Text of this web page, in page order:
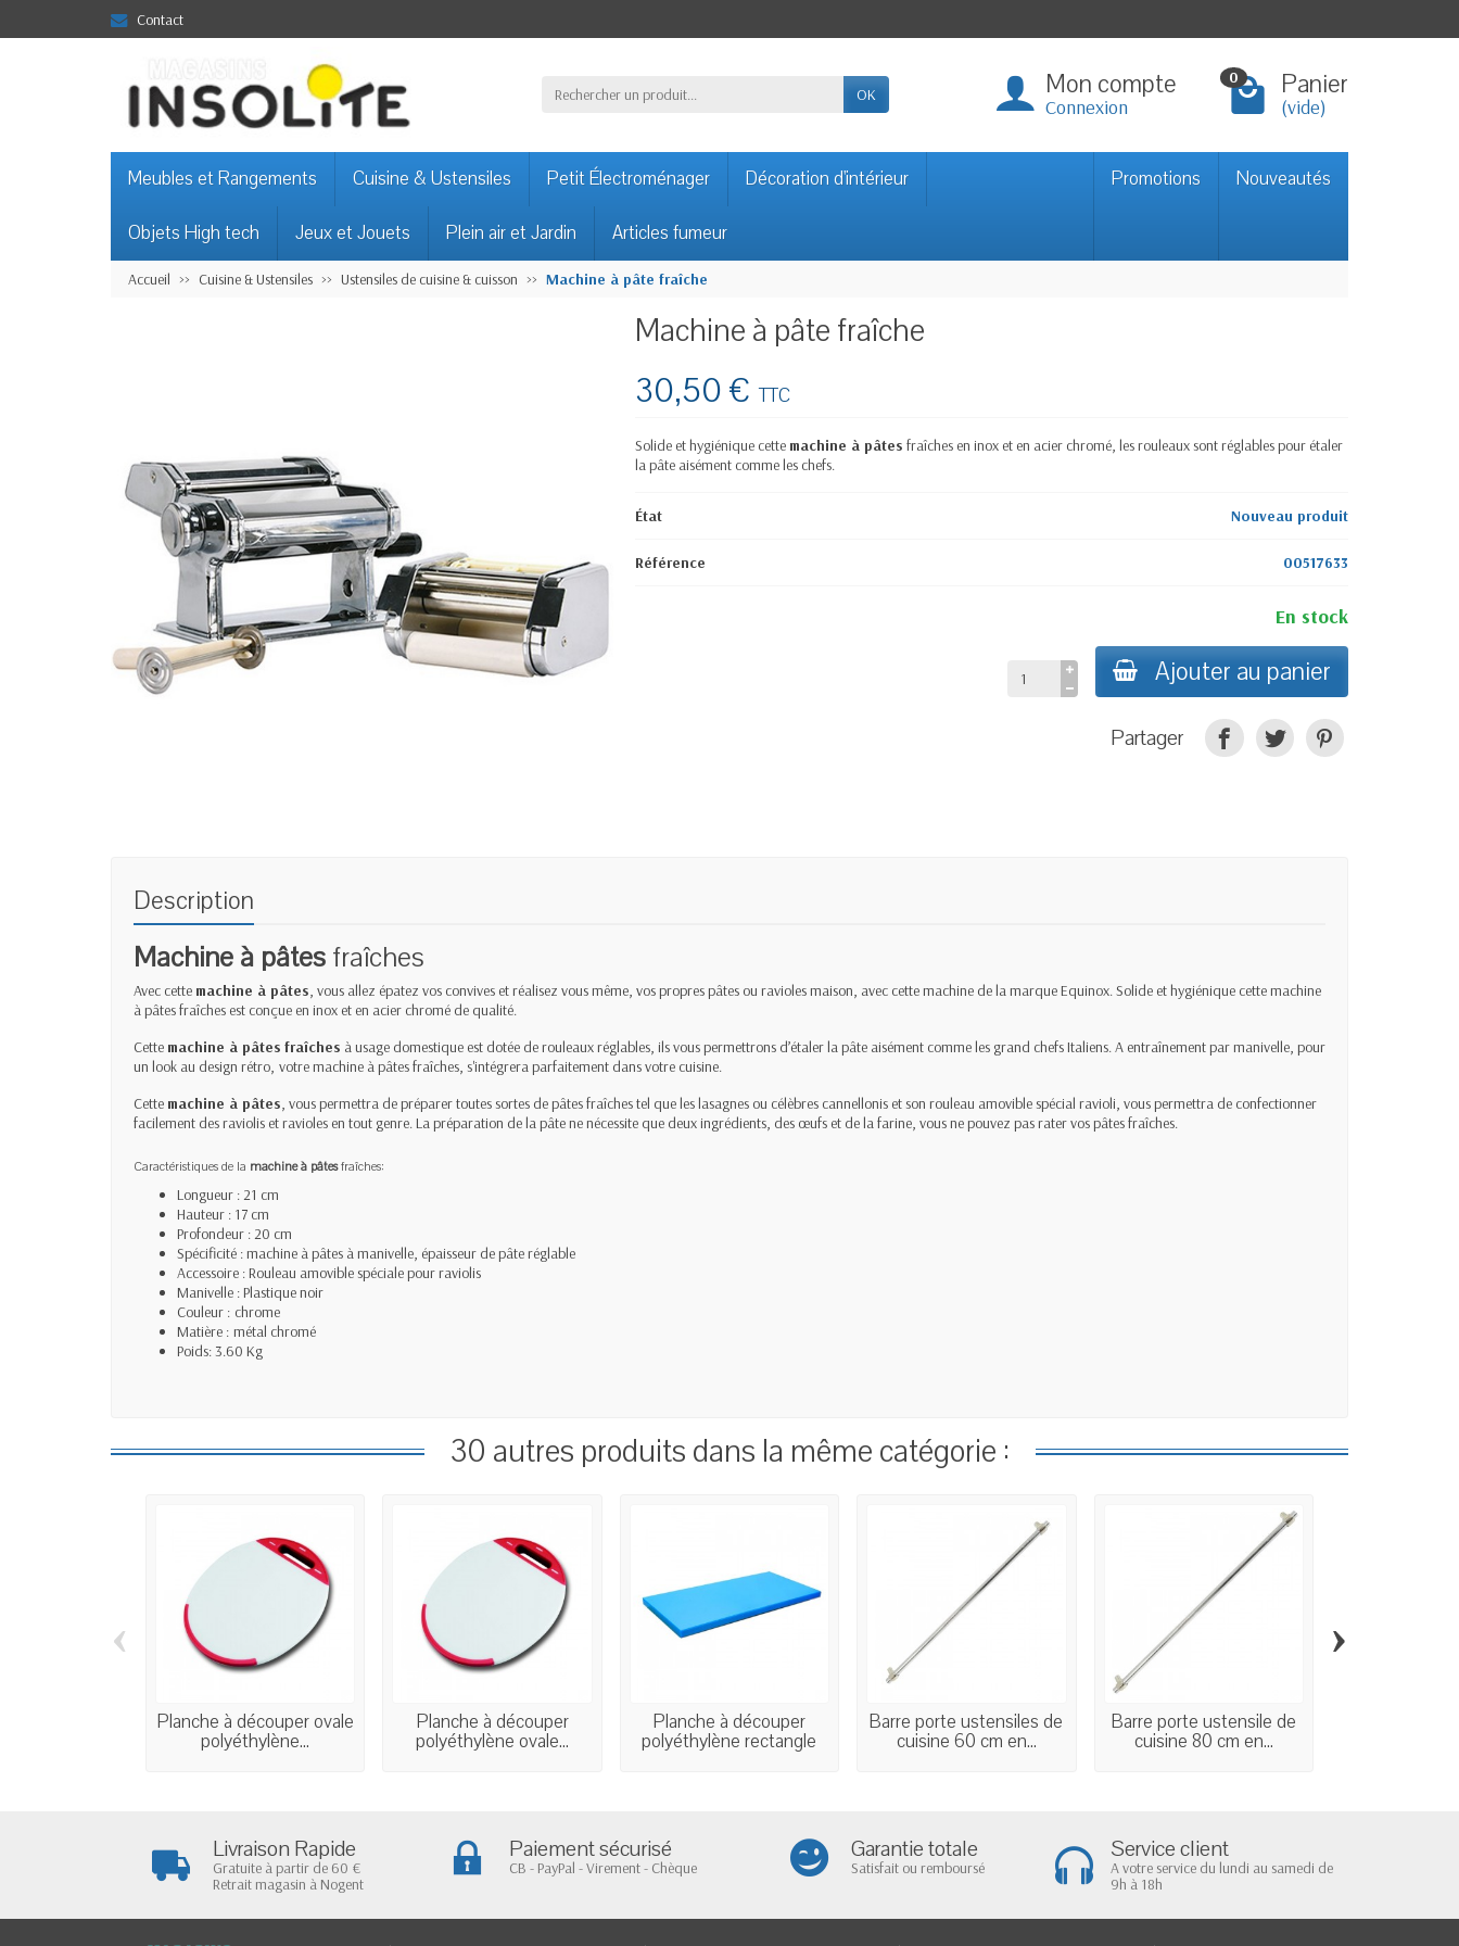
Contact
OK Mon compte
Connexion
0 Panier
(vide)
Meubles et Rangements Cuisine & Ustensiles Petit Électroménager Décoration d'intérieur
Objets High tech Jeux et Jouets Plein air et Jardin Articles fumeur
Promotions Nouveautés
Accueil Cuisine & Ustensiles Ustensiles de cuisine & cuisson Machine à pâte fraîche
Machine à pâte fraîche
30,50 €TTC
Solide et hygiénique cette machine à pâtes fraîches en inox et en acier chromé, les rouleaux sont réglables pour étaler
la pâte aisément comme les chefs.
État Nouveau produit
Référence 00517633
En stock
Ajouter au panier
Partager
Description
Machine à pâtes fraîches
Avec cette machine à pâtes, vous allez épatez vos convives et réalisez vous même, vos propres pâtes ou ravioles maison, avec cette machine de la marque Equinox. Solide et hygiénique cette machine
à pâtes fraîches est conçue en inox et en acier chromé de qualité.
Cette machine à pâtes fraîches à usage domestique est dotée de rouleaux réglables, ils vous permettrons d’étaler la pâte aisément comme les grand chefs Italiens. A entraînement par manivelle, pour
un look au design rétro, votre machine à pâtes fraîches, s'intégrera parfaitement dans votre cuisine.
Cette machine à pâtes, vous permettra de préparer toutes sortes de pâtes fraîches tel que les lasagnes ou célèbres cannellonis et son rouleau amovible spécial ravioli, vous permettra de confectionner
facilement des raviolis et ravioles en tout genre.La préparation de la pâte ne nécessite que deux ingrédients, des œufs et de la farine, vous ne pouvez pas rater vos pâtes fraîches.
Caractéristiques de la machine à pâtesfraîches:
Longueur : 21 cm
Hauteur : 17 cm
Profondeur : 20 cm
Spécificité : machine à pâtes à manivelle, épaisseur de pâte réglable
Accessoire : Rouleau amovible spéciale pour raviolis
Manivelle : Plastique noir
Couleur : chrome
Matière : métal chromé
Poids: 3.60 Kg
30 autres produits dans la même catégorie :
Planche à découper ovale
polyéthylène...
Planche à découper
polyéthylène ovale...
Planche à découper
polyéthylène rectangle
Barre porte ustensiles de
cuisine 60 cm en...
Barre porte ustensile de
cuisine 80 cm en...
‹ ›
Livraison Rapide
Gratuite à partir de 60 €
Retrait magasin à Nogent
Paiement sécurisé
CB - PayPal - Virement - Chèque
Garantie totale
Satisfait ou remboursé
Service client
A votre service du lundi au samedi de
9h à 18h